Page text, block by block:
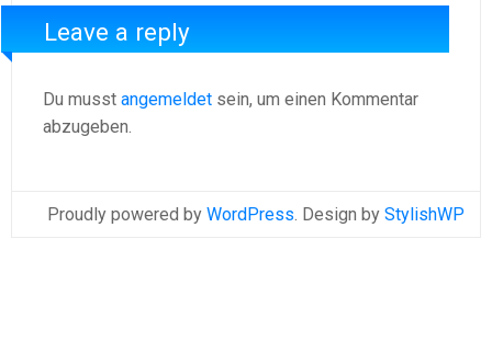
Leave a reply
Du musst angemeldet sein, um einen Kommentar
abzugeben.
Proudly powered by WordPress . Design by StylishWP